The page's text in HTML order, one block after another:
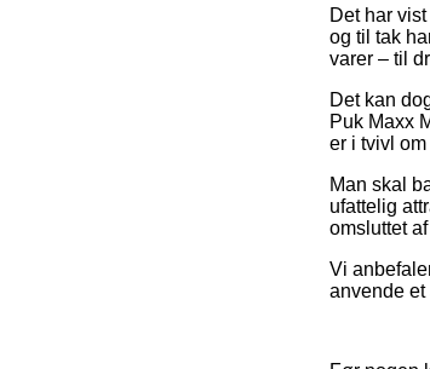
Det har
og til tak
varer – til
Det kan
Puk Maxx
er i tvivl
Man skal
ufattelig
omsluttet
Vi
anvende